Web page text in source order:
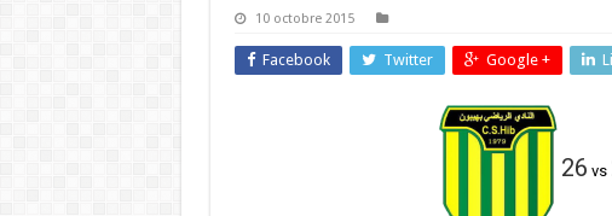
10 octobre 2015
Facebook Twitter Google +
26 vs